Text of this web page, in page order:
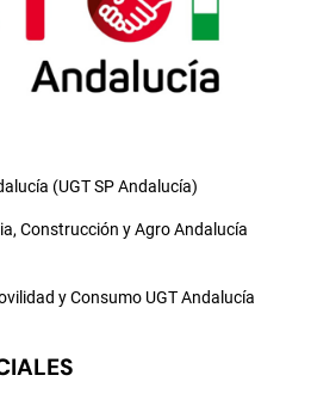
(UGT SP Andalucía)
Construcción y Agro Andalucía
y Consumo UGT Andalucía